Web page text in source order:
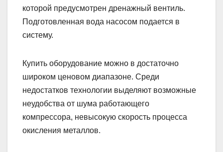
которой предусмотрен дренажный вентиль.
Подготовленная вода насосом подается в
систему.
Купить оборудование можно в достаточно
широком ценовом диапазоне. Среди
недостатков технологии выделяют возможные
неудобства от шума работающего
компрессора, невысокую скорость процесса
окисления металлов.